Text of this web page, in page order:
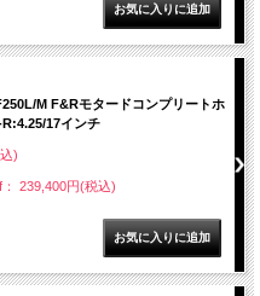
M F&Rモタードコンプリートホ
17インチ
)
239,400円(税込)